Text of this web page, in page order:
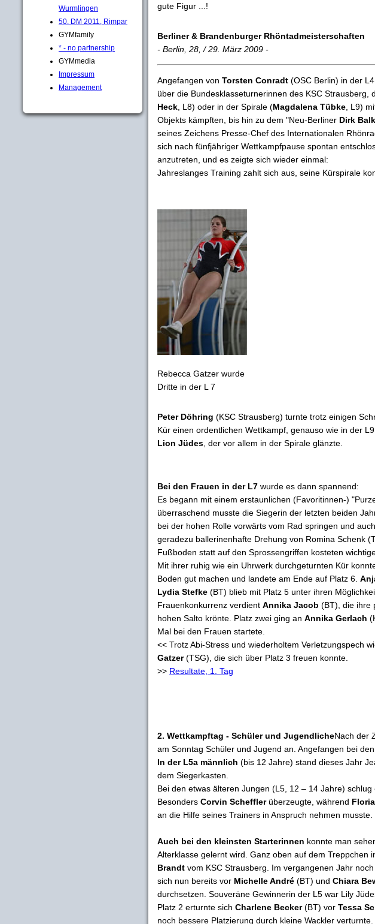
Wurmlingen
50. DM 2011, Rimpar
GYMfamily
* - no partnership
GYMmedia
Impressum
Management
gute Figur ...!
Berliner & Brandenburger Rhöntadmeisterschaften
- Berlin, 28, / 29. März 2009 -
Angefangen von Torsten Conradt (OSC Berlin) in der
über die Bundesklasseturnerinnen des KSC Strausberg,
Heck , L8) oder in der Spirale (Magdalena Tübke , L9)
Objekts kämpften, bis hin zu dem "Neu-Berliner Dirk
seines Zeichens Presse-Chef des Internationalen
sich nach fünfjähriger Wettkampfpause spontan
anzutreten, und es zeigte sich wieder einmal:
Jahreslanges Training zahlt sich aus, seine Kürspirale
Rebecca Gatzer wurde
Dritte in der L 7
Peter Döhring (KSC Strausberg) turnte trotz einigen
Kür einen ordentlichen Wettkampf, genauso wie in der
Lion Jüdes , der vor allem in der Spirale glänzte.
Bei den Frauen in der L7 wurde es dann spannend:
Es begann mit einem erstaunlichen (Favoritinnen-)
überraschend musste die Siegerin der letzten beiden
bei der hohen Rolle vorwärts vom Rad springen und
geradezu ballerinenhafte Drehung von Romina Schenk
Fußboden statt auf den Sprossengriffen kosteten
Mit ihrer ruhig wie ein Uhrwerk durchgeturnten Kür
Boden gut machen und landete am Ende auf Platz 6.
Lydia Stefke (BT) blieb mit Platz 5 unter ihren
Frauenkonkurrenz verdient Annika Jacob (BT), die ihre
hohen Salto krönte. Platz zwei ging an Annika Gerlach
Mal bei den Frauen startete.
<< Trotz Abi-Stress und wiederholtem Verletzungspech
Gatzer(TSG), die sich über Platz 3 freuen konnte.
>> Resultate, 1. Tag
2. Wettkampftag - Schüler und JugendlicheNach der
am Sonntag Schüler und Jugend an. Angefangen bei
In der L5a männlich (bis 12 Jahre) stand dieses Jahr
dem Siegerkasten.
Bei den etwas älteren Jungen (L5, 12 – 14 Jahre) schlug
Besonders Corvin Schefflerüberzeugte, während
an die Hilfe seines Trainers in Anspruch nehmen musste.
Auch bei den kleinsten Starterinnen konnte man
Alterklasse gelernt wird. Ganz oben auf dem Treppchen
Brandt vom KSC Strausberg. Im vergangenen Jahr
sich nun bereits vor Michelle André (BT) und Chiara
durchsetzen. Souveräne Gewinnerin der L5 war Lily
Platz 2 erturnte sich Charlene Becker(BT) vor Tessa
noch bessere Platzierung durch kleine Wackler verturnte.